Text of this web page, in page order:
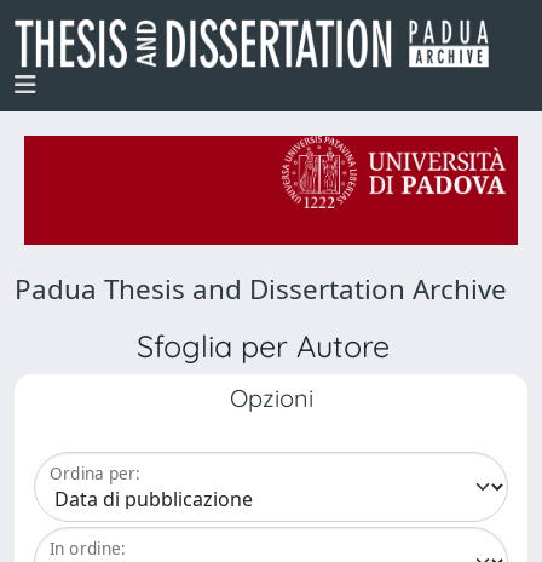
Padua Thesis and Dissertation Archive
Sfoglia per Autore
Opzioni
Ordina per:
In ordine: